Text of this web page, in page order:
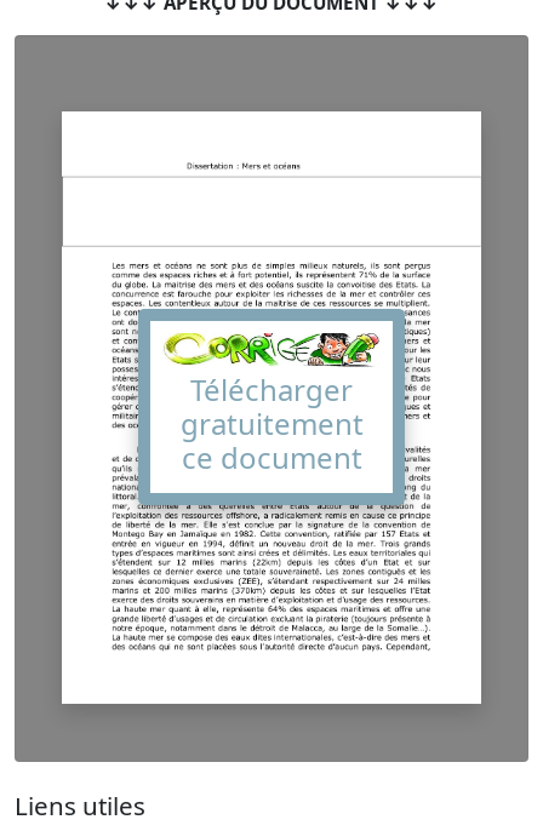
Télécharger
gratuitement
ce document
Liens utiles